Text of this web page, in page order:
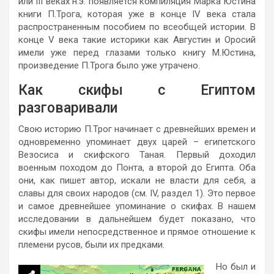
книги П.Трога, которая уже в конце IV века стала
распространенным пособием по всеобщей истории. В
конце V века такие историки как Августин и Оросий
имели уже перед глазами только книгу М.Юстина,
произведение П.Трога было уже утрачено.
Как скифы с Египтом
разговаривали
Свою историю П.Трог начинает с древнейших времен и
одновременно упоминает двух царей – египетского
Везосиса и скифского Таная. Первый доходил
военным походом до Понта, а второй до Египта. Оба
они, как пишет автор, искали не власти для себя, а
славы для своих народов (см. IV, раздел 1). Это первое
и самое древнейшее упоминание о скифах. В нашем
исследовании в дальнейшем будет показано, что
скифы имели непосредственное и прямое отношение к
племени русов, были их предками.
Но был и